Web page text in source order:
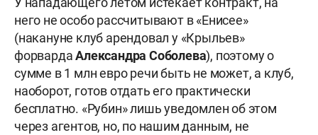
него не особо рассчитывают в «Енисее»
(накануне клуб арендовал у «Крыльев»
форвардаАлександра Соболева), поэтому о
сумме в 1 млн евро речи быть не может, а клуб,
наоборот, готов отдать его практически
бесплатно. «Рубин» лишь уведомлен об этом
через агентов, но, по нашим данным, не